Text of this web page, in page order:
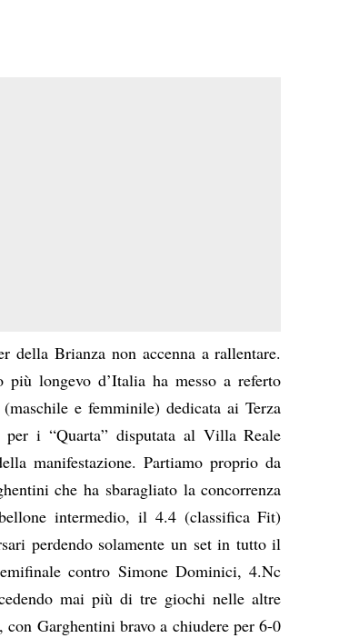
della Brianza non accenna a rallentare.
longevo d’Italia ha messo a referto
e femminile) dedicata ai Terza
i “Quarta” disputata al Villa Reale
manifestazione. Partiamo proprio da
che ha sbaragliato la concorrenza
intermedio, il 4.4 (classifica Fit)
perdendo solamente un set in tutto il
contro Simone Dominici, 4.Nc
mai più di tre giochi nelle altre
Garghentini bravo a chiudere per 6-0